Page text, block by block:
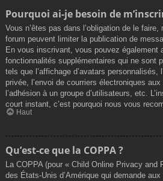
Pourquoi ai-je besoin de
Vous n’êtes pas dans l’obligation de le
forum peuvent limiter la publication de
En vous inscrivant, vous pouvez également
fonctionnalités supplémentaires qui ne sont
tels que l’affichage d’avatars personnalisés,
privée, l’envoi de courriers électroniques aux
l’adhésion à un groupe d’utilisateurs, etc.
court instant, c’est pourquoi nous vous
Haut
Qu’est-ce que la COPPA ?
La COPPA (pour « Child Online Privacy and
des États-Unis d’Amérique qui demande